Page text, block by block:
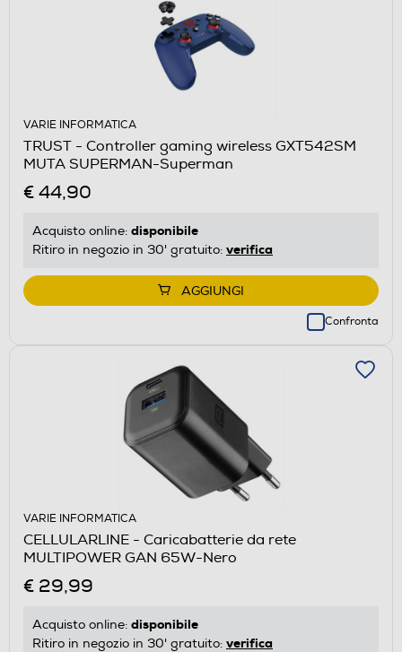
VARIE INFORMATICA
TRUST - Controller gaming wireless GXT542SM
MUTA SUPERMAN-Superman
€ 44,90
Acquisto online: disponibile
Ritiro in negozio in 30' gratuito: verifica
AGGIUNGI
Confronta
VARIE INFORMATICA
CELLULARLINE - Caricabatterie da rete
MULTIPOWER GAN 65W-Nero
€ 29,99
Acquisto online: disponibile
Ritiro in negozio in 30' gratuito: verifica